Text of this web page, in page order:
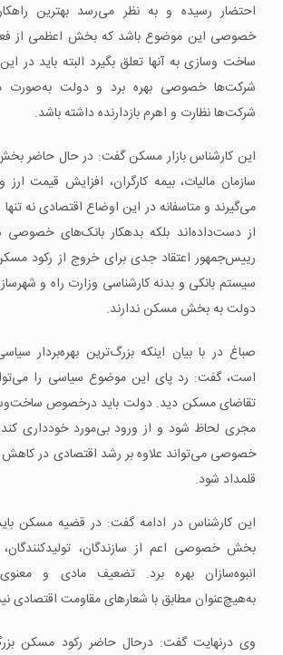
احتضار رسیده و به نظر می‌رسد بهترین
خصوصی این موضوع باشد که بخش اعظمی از
ساخت و‌سازی به آنها تعلق بگیرد البته باید در
شرکت‌ها خصوصی بهره برد و دولت به‌صورت
شرکت‌ها نظارت و اهرم بازدارنده داشته باشد.
این کارشناس بازار مسکن گفت: در حال حاضر
سازمان مالیات، بیمه کارگران، افزایش قیمت
می‌گیرند و متاسفانه در این اوضاع اقتصادی نه‌ تنها
از دست‌داده‌اند بلکه بدهکار بانک‌های خصوصی
رییس‌جمهور اعتقاد جدی برای خروج از رکود مسکن
سیستم بانکی و بدنه کارشناسی وزارت راه و
دولت به بخش مسکن ندارند.
صباغ در با بیان اینکه بزرگ‌ترین بهره‌بردار
است، گفت: رد پای این موضوع سیاسی را
تقاضای مسکن دید. دولت باید درخصوص
مجری لحاظ شود و از ورود بی‌مورد خودداری
خصوصی می‌تواند علاوه بر رشد اقتصادی در کاهش
قلمداد شود.
این کارشناس در ادامه گفت: در قضیه مسکن
بخش خصوصی اعم از سازندگان،
انبوه‌سازان بهره برد. تضعیف مادی و
به‌هیچ‌عنوان مطابق با شعارهای مقاومت اقتصادی
وی درنهایت گفت: درحال حاضر رکود مسکن